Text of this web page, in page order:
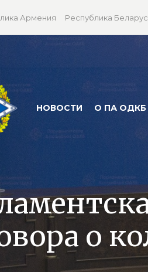
Армения Республика
НОВОСТИ О ПА ОДКБ
о